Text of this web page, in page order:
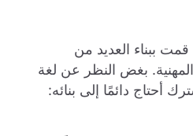
ببناء العديد من
بغض النظر عن لغة
أحتاج دائمًا إلى بنائه: